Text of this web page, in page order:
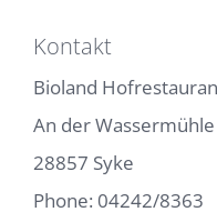
Kontakt
Bioland
An der
28857 Syke
Phone: 04242/8363